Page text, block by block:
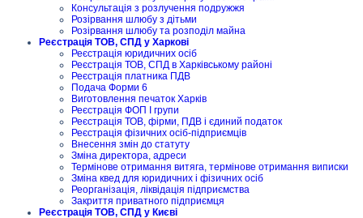
Консультація з розлучення подружжя
Розірвання шлюбу з дітьми
Розірвання шлюбу та розподіл майна
Реєстрація ТОВ, СПД у Харкові
Реєстрація юридичних осіб
Реєстрація ТОВ, СПД в Харківському районі
Реєстрація платника ПДВ
Подача Форми 6
Виготовлення печаток Харків
Реєстрація ФОП I групи
Реєстрація ТОВ, фірми, ПДВ і єдиний податок
Реєстрація фізичних осіб-підприємців
Внесення змін до статуту
Зміна директора, адреси
Термінове отримання витяга, термінове отримання виписки
Зміна квед для юридичних і фізичних осіб
Реорганізація, ліквідація підприємства
Закриття приватного підприємця
Реєстрація ТОВ, СПД у Києві